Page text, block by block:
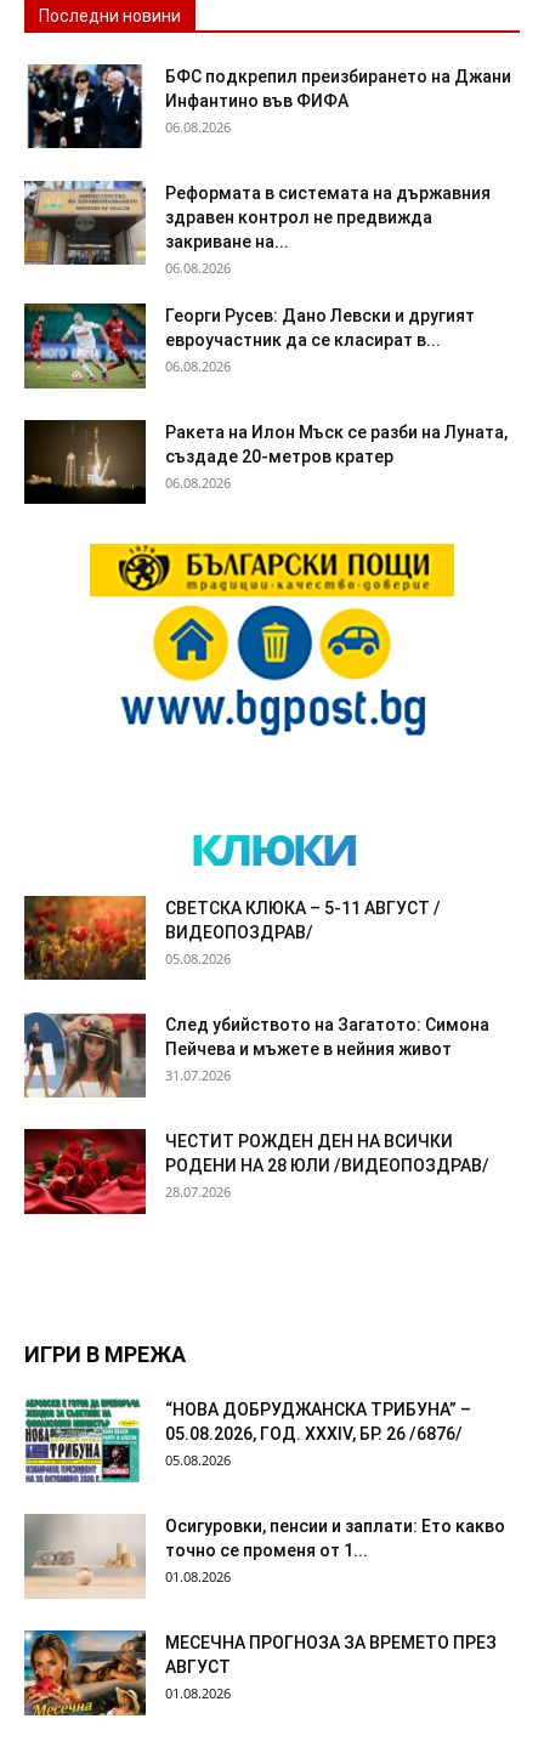
Последни новини
БФС подкрепил преизбирането на Джани
Инфантино във ФИФА
06.08.2026
Реформата в системата на държавния
здравен контрол не предвижда
закриване на...
06.08.2026
Георги Русев: Дано Левски и другият
евроучастник да се класират в...
06.08.2026
Ракета на Илон Мъск се разби на Луната,
създаде 20-метров кратер
06.08.2026
клюки
СВЕТСКА КЛЮКА – 5-11 АВГУСТ /
ВИДЕОПОЗДРАВ/
05.08.2026
След убийството на Загатото: Симона
Пейчева и мъжете в нейния живот
31.07.2026
ЧЕСТИТ РОЖДЕН ДЕН НА ВСИЧКИ
РОДЕНИ НА 28 ЮЛИ /ВИДЕОПОЗДРАВ/
28.07.2026
ИГРИ В МРЕЖА
“НОВА ДОБРУДЖАНСКА ТРИБУНА” –
05.08.2026, ГОД. XXХIV, БР. 26 /6876/
05.08.2026
Осигуровки, пенсии и заплати: Ето какво
точно се променя от 1...
01.08.2026
МЕСЕЧНА ПРОГНОЗА ЗА ВРЕМЕТО ПРЕЗ
АВГУСТ
01.08.2026